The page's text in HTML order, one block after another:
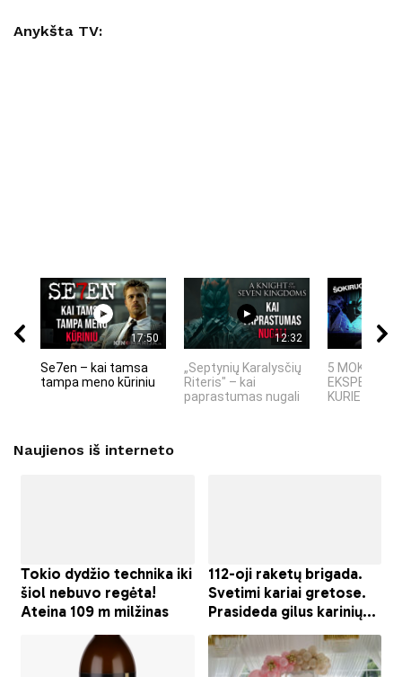
Anykšta TV:
17:50
Se7en – kai tamsa
tampa meno kūriniu
12:32
„Septynių Karalysčių
Riteris" – kai
paprastumas nugali
5 MOKSLINIAI
KURIE
Naujienos iš interneto